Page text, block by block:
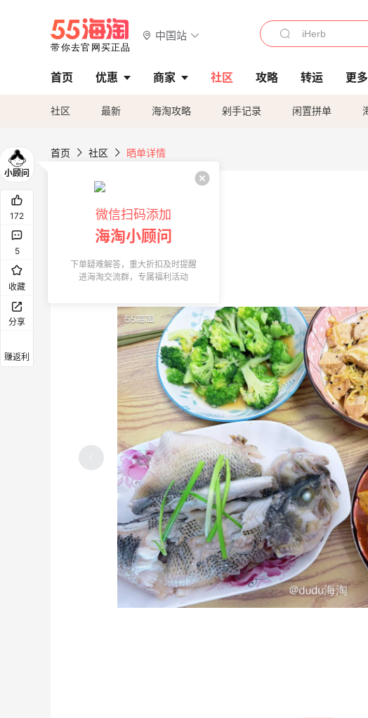
中国站
首页 优惠 商家 社区 攻略 转运 更多
社区 最新 海淘攻略 剁手记录 闲置拼单
首页 社区 晒单详情
酒店旁边得一家十六年老店，味道确实还
可以哇
13天前 4
来吃鲍师傅啦，抹茶小贝和奶油号角都还
不错啦
172
5
收藏
分享
赚返利
微信扫码添加
海淘小顾问
下单疑难解答，重大折扣及时提醒
进海淘交流群，专属福利活动